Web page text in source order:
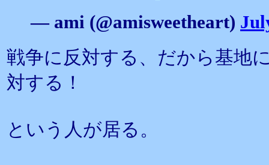
— ami (@amisweetheart)
戦争に反対する、だから基地
対する！
という人が居る。